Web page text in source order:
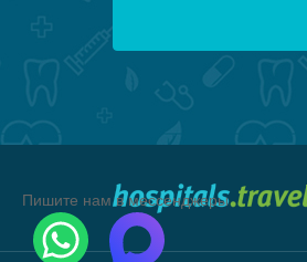
Пишите нам в мессенджеры